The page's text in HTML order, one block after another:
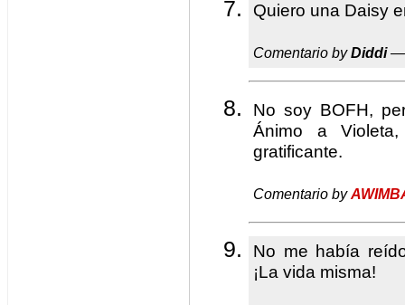
Quiero una Daisy
Comentario byDiddi—
No soy BOFH,
Ánimo a
gratificante.
Comentario by
No me había
¡La vida misma!